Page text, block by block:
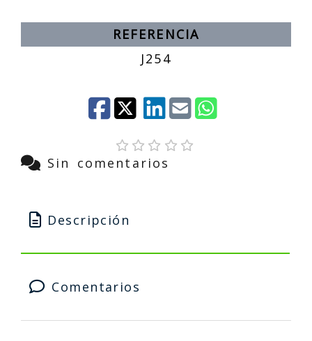
REFERENCIA
J254
Sin comentarios
Descripción
Comentarios